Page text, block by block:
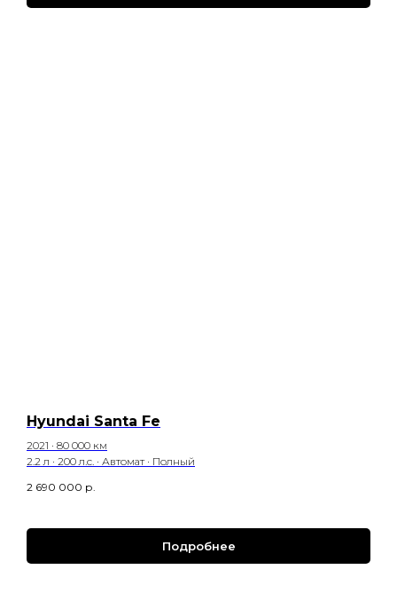
Hyundai Santa Fe
2021 · 80 000 км
2.2 л · 200 л.с. · Автомат · Полный
2 690 000 р.
Подробнее